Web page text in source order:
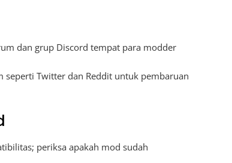
dan grup Discord tempat para modder
Twitter dan Reddit untuk pembaruan
periksa apakah mod sudah